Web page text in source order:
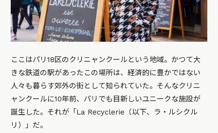
ここはパリ18区のクリニャンクールという地域。かつて大
きな鉄道の駅があったこの場所は、経済的に豊かではない
人々も暮らす郊外の街として知られていた。そんなクリニ
ャンクールに10年前、パリでも目新しいユニークな施設が
誕生した。それが「La Recyclerie（以下、ラ・ルシクル
リ）」だ。